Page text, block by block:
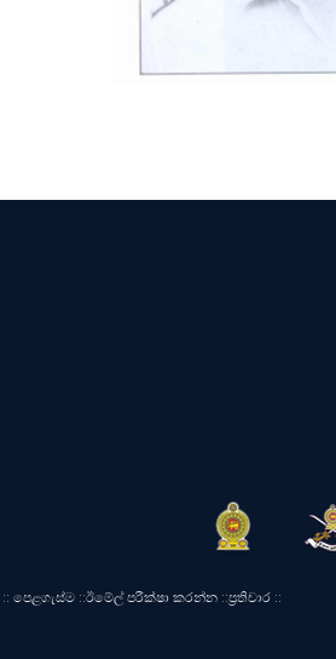
:: පෙළගැස්ම ::ඊමේල් පරීක්ෂා කරන්න ::ප්‍රතිචාර ::